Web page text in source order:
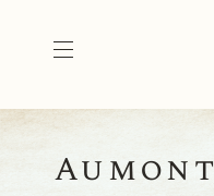
Aumont